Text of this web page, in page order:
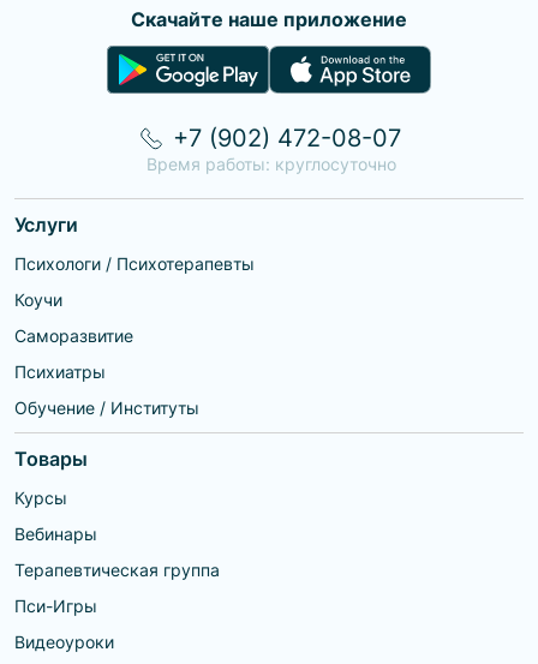
Скачайте наше приложение
Услуги
Психологи / Психотерапевты
Коучи
Саморазвитие
Психиатры
Обучение / Институты
Товары
Курсы
Вебинары
Терапевтическая группа
Пси-Игры
Видеоуроки
+7 (902) 472-08-07
Время работы: круглосуточно